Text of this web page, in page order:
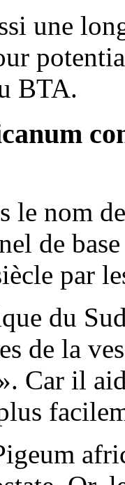
une
BTA.
le nom
de
par
du
de la
Car il